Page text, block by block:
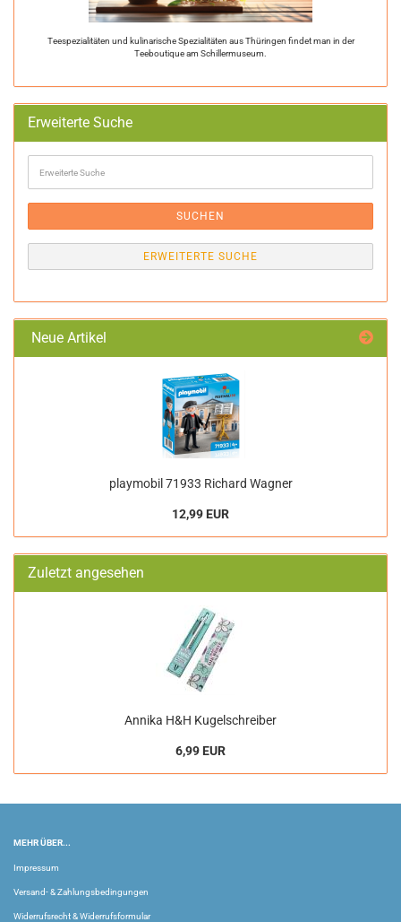
Teespezialitäten und kulinarische Spezialitäten aus Thüringen findet man in der
Teeboutique am Schillermuseum.
Erweiterte Suche
Suche
SUCHEN
ERWEITERTE SUCHE
Neue Artikel
playmobil 71933 Richard Wagner
12,99 EUR
Zuletzt angesehen
Annika H&H Kugelschreiber
6,99 EUR
MEHR ÜBER...
Impressum
Versand- & Zahlungsbedingungen
Widerrufsrecht & Widerrufsformular